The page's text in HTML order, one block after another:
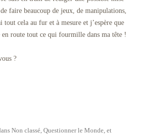
faire beaucoup de jeux, de manipulations,
cela au fur et à mesure et j’espère que
en route tout ce qui fourmille dans ma tête !
?
Non classé, Questionner le Monde, et